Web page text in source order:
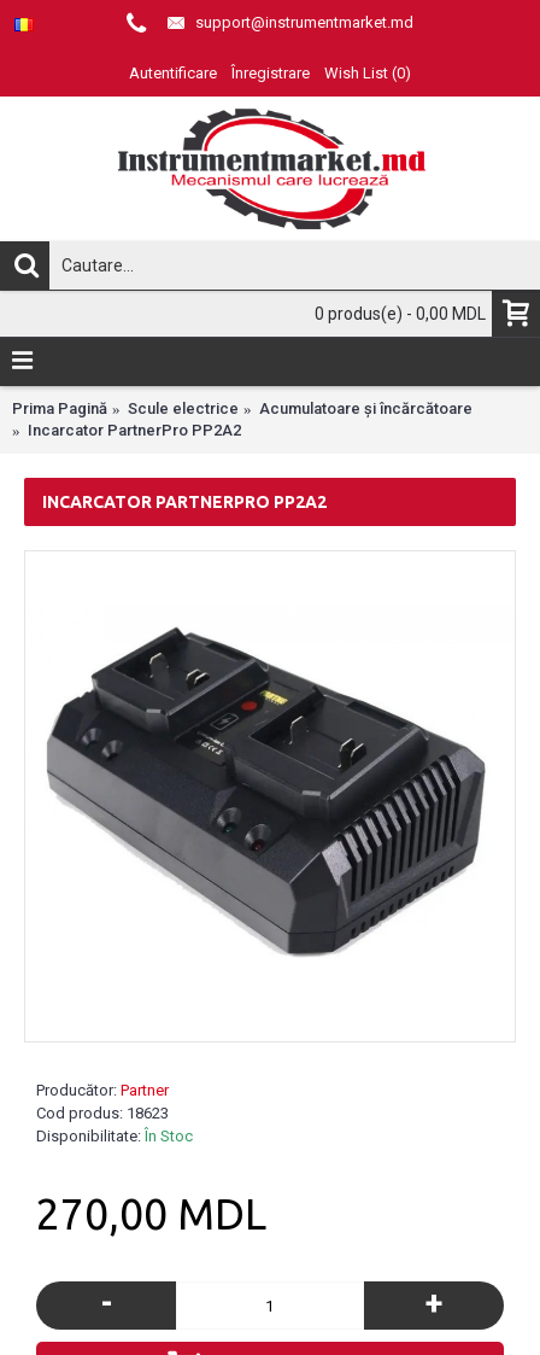
support@instrumentmarket.md
Autentificare Înregistrare Wish List (0)
0 produs(e) - 0,00 MDL
Prima Pagină Scule electrice
Acumulatoare și încărcătoare
Incarcator PartnerPro PP2A2
INCARCATOR PARTNERPRO PP2A2
Producător: Partner
Cod produs: 18623
Disponibilitate: În Stoc
270,00 MDL
- +